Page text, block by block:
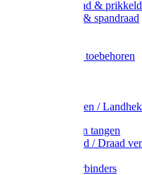
Metaal draad &
Binddraad & spandraad
Afrasternet toebehoren
Weidehekken /
Spanners en tangen
Lint / Koord / Draad
Litzclip verbinders